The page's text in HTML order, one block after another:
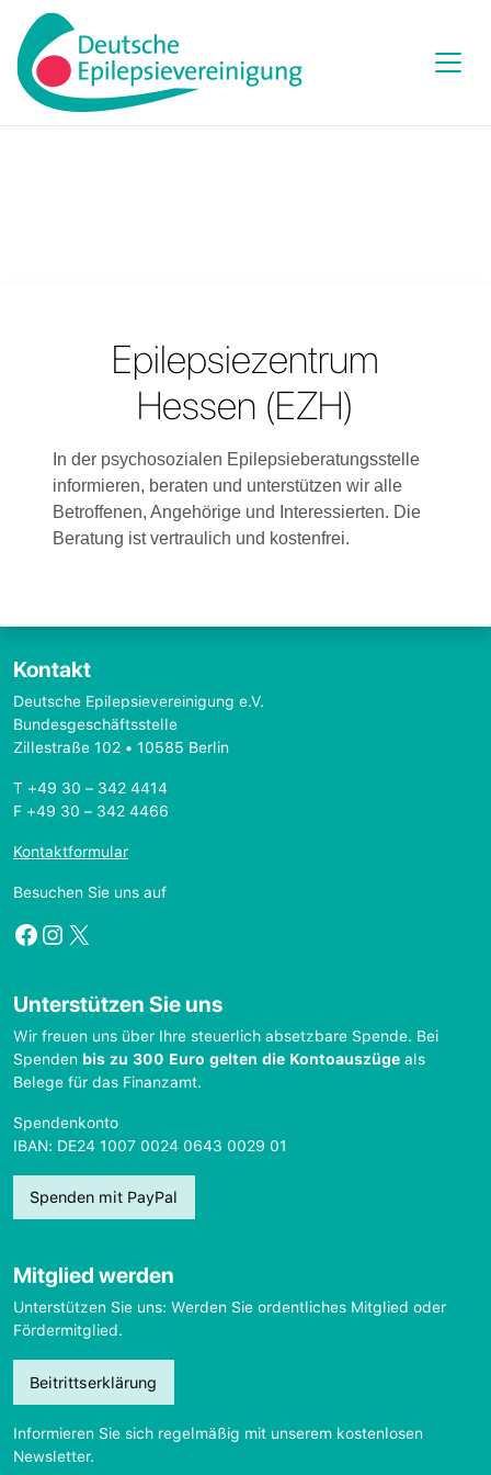
Epilepsiezentrum
Hessen (EZH)
In der psychosozialen Epilepsieberatungsstelle
informieren, beraten und unterstützen wir alle
Betroffenen, Angehörige und Interessierten. Die
Beratung ist vertraulich und kostenfrei.
Kontakt
Deutsche Epilepsievereinigung e.V.
Bundesgeschäftsstelle
Zillestraße 102 • 10585 Berlin
T +49 30 – 342 4414
F +49 30 – 342 4466
Kontaktformular
Besuchen Sie uns auf
Facebook
Instagram
X
Unterstützen Sie uns
Wir freuen uns über Ihre steuerlich absetzbare Spende. Bei
Spenden bis zu 300 Euro gelten die Kontoauszüge als
Belege für das Finanzamt.
Spendenkonto
IBAN: DE24 1007 0024 0643 0029 01
Spenden mit PayPal
Mitglied werden
Unterstützen Sie uns: Werden Sie ordentliches Mitglied oder
Fördermitglied.
Beitrittserklärung
Informieren Sie sich regelmäßig mit unserem kostenlosen
Newsletter.